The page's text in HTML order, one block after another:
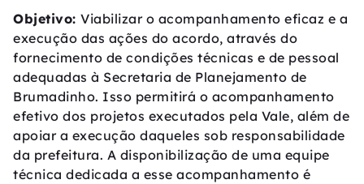
Objetivo: Viabilizar o acompanhamento eficaz e a
execução das ações do acordo, através do
fornecimento de condições técnicas e de pessoal
adequadas à Secretaria de Planejamento de
Brumadinho. Isso permitirá o acompanhamento
efetivo dos projetos executados pela Vale, além de
apoiar a execução daqueles sob responsabilidade
da prefeitura. A disponibilização de uma equipe
técnica dedicada a esse acompanhamento é